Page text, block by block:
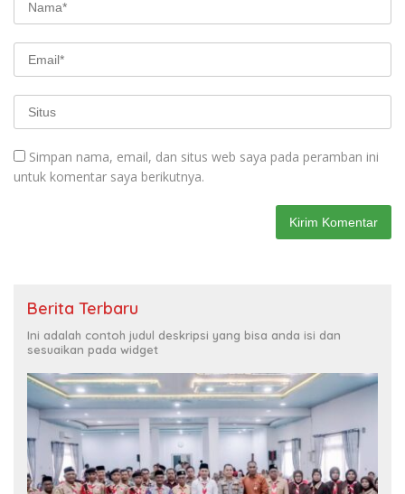
Simpan nama, email, dan situs web saya pada peramban ini
untuk komentar saya berikutnya.
Berita Terbaru
Ini adalah contoh judul deskripsi yang bisa anda isi dan
sesuaikan pada widget